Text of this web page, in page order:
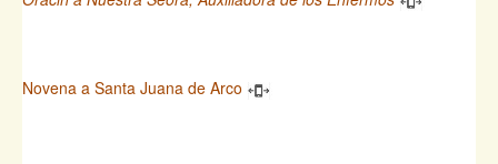
Novena a Santa Juana de Arco